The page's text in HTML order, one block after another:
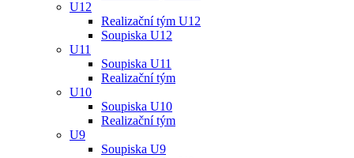
U12
Realizační tým U12
Soupiska U12
U11
Soupiska U11
Realizační tým
U10
Soupiska U10
Realizační tým
U9
Soupiska U9